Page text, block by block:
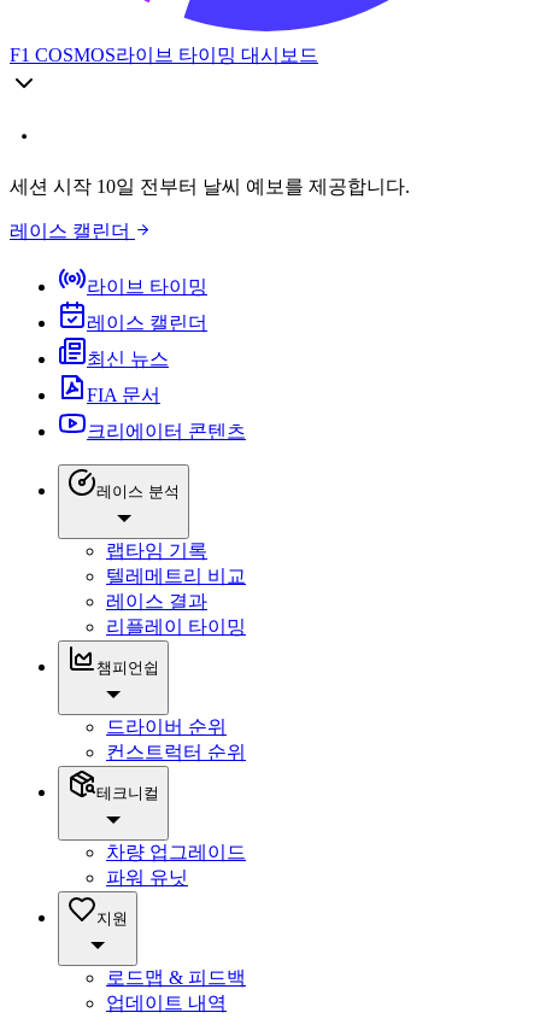
F1 COSMOS라이브 타이밍 대시보드
세션 시작 10일 전부터 날씨 예보를 제공합니다.
레이스 캘린더
라이브 타이밍
레이스 캘린더
최신 뉴스
FIA 문서
크리에이터 콘텐츠
레이스 분석
랩타임 기록
텔레메트리 비교
레이스 결과
리플레이 타이밍
챔피언쉽
드라이버 순위
컨스트럭터 순위
테크니컬
차량 업그레이드
파워 유닛
지원
로드맵 & 피드백
업데이트 내역